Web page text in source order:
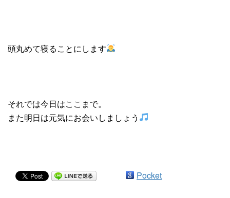
頭丸めて寝ることにします
それでは今日はここまで。
また明日は元気にお会いしましょう
Pocket